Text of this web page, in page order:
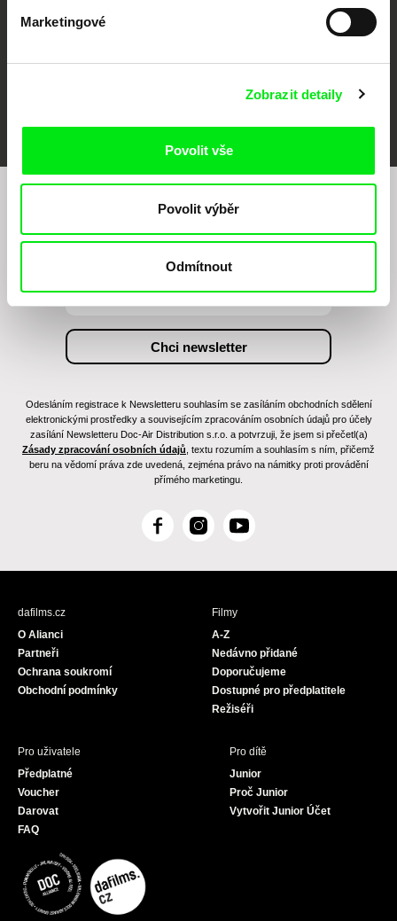
Marketingové
Zobrazit detaily
Povolit vše
Povolit výběr
Odmítnout
Visions du Réel
Chcete být pravidelně informováni o našem
filmovém programu?
Odesláním registrace k Newsletteru souhlasím se zasíláním obchodních sdělení
elektronickými prostředky a souvisejícím zpracováním osobních údajů pro účely
zasílání Newsletteru Doc-Air Distribution s.r.o. a potvrzuji, že jsem si přečetl(a)
Zásady zpracování osobních údajů , textu rozumím a souhlasím s ním, přičemž
beru na vědomí práva zde uvedená, zejména právo na námitky proti provádění
přímého marketingu.
F
c
I
s
Y
u
dafilms.cz
O Alianci
Partneři
Ochrana soukromí
Obchodní podmínky
Filmy
A-Z
Nedávno přidané
Doporučujeme
Dostupné pro předplatitele
Režiséři
Pro uživatele
Předplatné
Voucher
Darovat
FAQ
Pro dítě
Junior
Proč Junior
Vytvořit Junior Účet